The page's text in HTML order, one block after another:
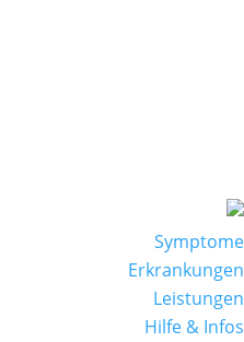
Symptome
Erkrankungen
Leistungen
Hilfe & Infos